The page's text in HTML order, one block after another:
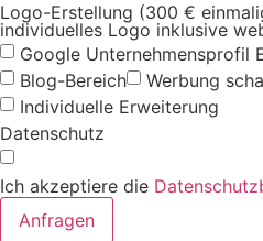
Logo-Erstellung (300 €
individuelles Logo inklusive
Google Unternehmensprofil
Blog-Bereich
Werbung
Individuelle Erweiterung
Datenschutz
Ich akzeptiere die
Anfragen